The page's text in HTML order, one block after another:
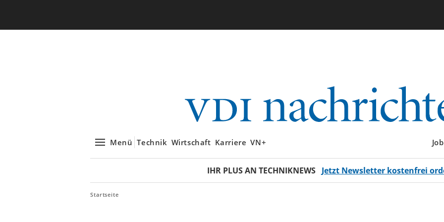
Menü Technik Wirtschaft Karriere VN+
IHR PLUS AN TECHNIKNEWS Jetzt Newsletter kostenfrei
Startseite